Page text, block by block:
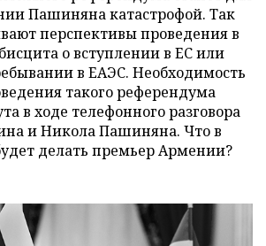
Пашиняна катастрофой. Так
перспективы проведения в
о вступлении в ЕС или
в ЕАЭС. Необходимость
такого референдума
в ходе телефонного разговора
и Никола Пашиняна. Что в
делать премьер Армении?